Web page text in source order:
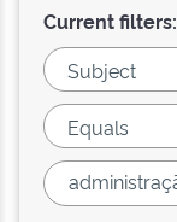
Current filters: